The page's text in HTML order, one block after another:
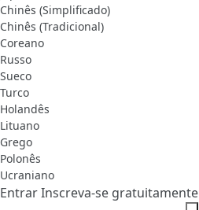
Chinês (Simplificado)
Chinês (Tradicional)
Coreano
Russo
Sueco
Turco
Holandês
Lituano
Grego
Polonês
Ucraniano
EntrarInscreva-se gratuitamente